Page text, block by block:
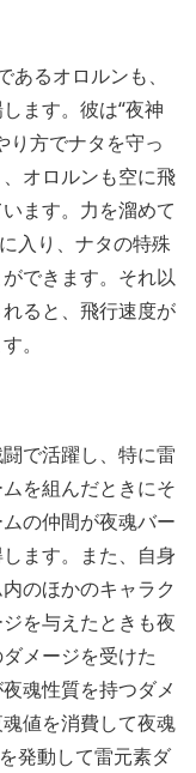
るオロルンも、
ます。彼は“夜神
り方でナタを守っ
オロルンも空に飛
ます。力を溜めて
入り、ナタの特殊
できます。それ以
ると、飛行速度が
。
で活躍し、特に雷
を組んだときにそ
の仲間が夜魂バー
ます。また、自身
のほかのキャラク
を与えたときも夜
メージを受けた
魂性質を持つダメ
値を消費して夜魂
発動して雷元素ダ